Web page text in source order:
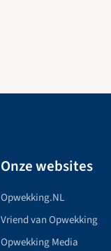
Onze websites
Opwekking.NL
Vriend van Opwekking
Opwekking Media